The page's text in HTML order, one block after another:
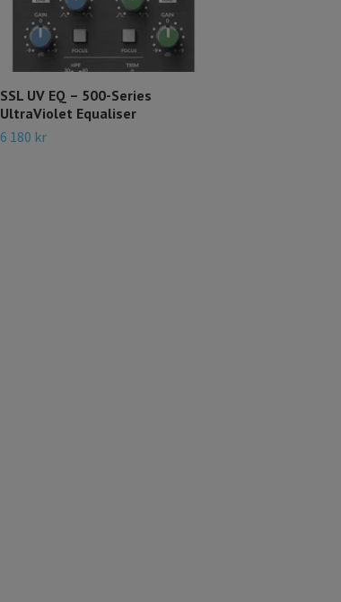
SSL UV EQ – 500-Series
UltraViolet Equaliser
6 180 kr